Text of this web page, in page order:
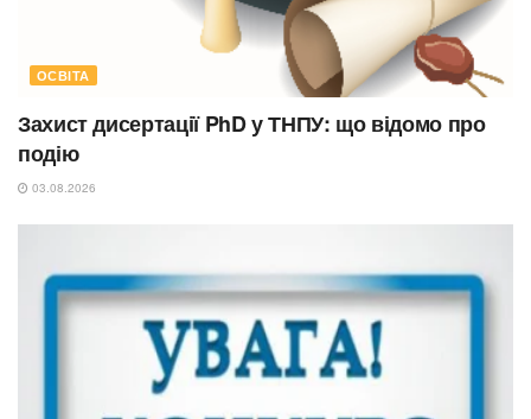
ОСВІТА
Захист дисертації PhD у ТНПУ: що відомо про
подію
03.08.2026